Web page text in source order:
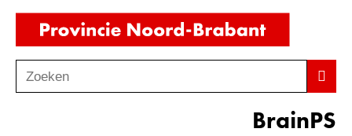
Ga
de
inhoud
o
Zoeken
BrainPS